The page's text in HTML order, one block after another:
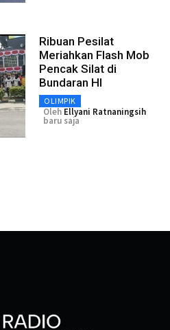
Ribuan Pesilat
Meriahkan Flash Mob
Pencak Silat di
Bundaran HI
OLIMPIK
Oleh Ellyani Ratnaningsih
baru saja